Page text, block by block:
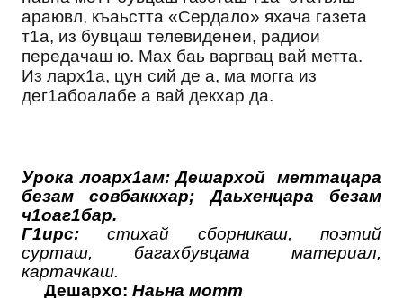
араювл, къаьстта «Сердало» яхача газета
т1а, из бувцаш телевиденеи, радиои
передачаш ю. Мах баь варгвац вай метта.
Из ларх1а, цун сий де а, ма могга из
дег1абоалабе а вай декхар да.
Урока лоарх1ам: Дешархой меттацара
безам совбаккхар; Даьхенцара безам
ч1оаг1бар.
Г1ирс: стихай сборникаш, поэтий
сурташ, багахбувцама материал,
картачкаш.
Дешархо: Наьна мотт